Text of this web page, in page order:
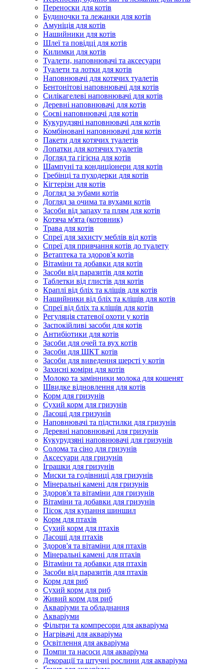
Переноски для котів
Будиночки та лежанки для котів
Амуніція для котів
Нашийники для котів
Шлеї та повідці для котів
Килимки для котів
Туалети, наповнювачі та аксесуари
Туалети та лотки для котів
Наповнювачі для котячих туалетів
Бентонітові наповнювачі для котів
Силікагелеві наповнювачі для котів
Деревні наповнювачі для котів
Соєві наповнювачі для котів
Кукурудзяні наповнювачі для котів
Комбіновані наповнювачі для котів
Пакети для котячих туалетів
Лопатки для котячих туалетів
Догляд та гігієна для котів
Шампуні та кондиціонери для котів
Гребінці та пуходерки для котів
Кігтерізи для котів
Догляд за зубами котів
Догляд за очима та вухами котів
Засоби від запаху та плям для котів
Котяча м'ята (котовник)
Трава для котів
Спреї для захисту меблів від котів
Спреї для привчання котів до туалету
Ветаптека та здоров'я котів
Вітаміни та добавки для котів
Засоби від паразитів для котів
Таблетки від глистів для котів
Краплі від бліх та кліщів для котів
Нашийники від бліх та кліщів для котів
Спреї від бліх та кліщів для котів
Регуляція статевої охоти у котів
Заспокійливі засоби для котів
Антибіотики для котів
Засоби для очей та вух котів
Засоби для ШКТ котів
Засоби для виведення шерсті у котів
Захисні коміри для котів
Молоко та замінники молока для кошенят
Швидке відновлення для котів
Корм для гризунів
Сухий корм для гризунів
Ласощі для гризунів
Наповнювачі та підстилки для гризунів
Деревні наповнювачі для гризунів
Кукурудзяні наповнювачі для гризунів
Солома та сіно для гризунів
Аксесуари для гризунів
Іграшки для гризунів
Миски та годівниці для гризунів
Мінеральні камені для гризунів
Здоров'я та вітаміни для гризунів
Вітаміни та добавки для гризунів
Пісок для купання шиншил
Корм для птахів
Сухий корм для птахів
Ласощі для птахів
Здоров'я та вітаміни для птахів
Мінеральні камені для птахів
Вітаміни та добавки для птахів
Засоби від паразитів для птахів
Корм для риб
Сухий корм для риб
Живий корм для риб
Акваріуми та обладнання
Акваріуми
Фільтри та компресори для акваріума
Нагрівачі для акваріума
Освітлення для акваріума
Помпи та насоси для акваріума
Декорації та штучні рослини для акваріума